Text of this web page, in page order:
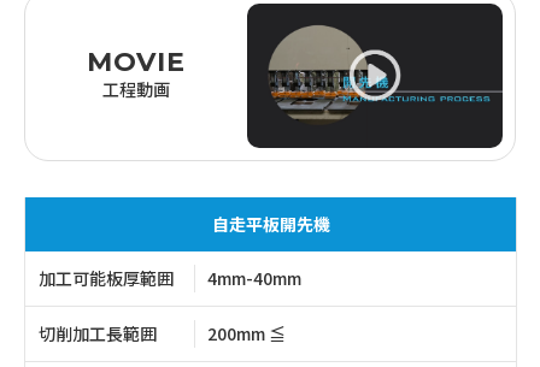
MOVIE
工程動画
自走平板開先機
加工可能板厚範囲 4mm-40mm
切削加工長範囲 200mm ≦